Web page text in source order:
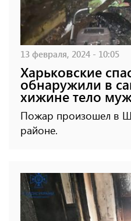
13 февраля, 2024 - 10:05
Харьковские
обнаружили в
хижине тело
Пожар произошел в
районе.